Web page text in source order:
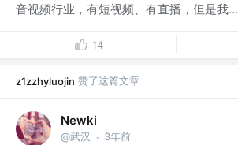
音视频行业，有短视频、有直播，但是我...
14
z1zzhyluojin 赞了这篇文章
Newki
@武汉 · 3年前